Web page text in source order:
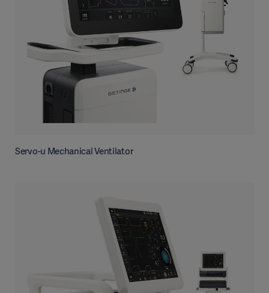
Servo-u Mechanical Ventilator